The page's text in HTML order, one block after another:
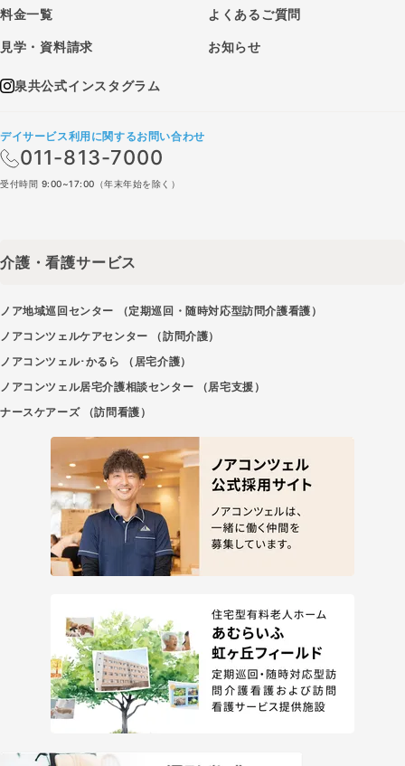
介護・看護サービス
料金一覧 よくあるご質問
見学・資料請求 お知らせ
泉共公式インスタグラム
ノア地域巡回センター （定期巡回・随時対応型訪問介護看護）
ノアコンツェルケアセンター （訪問介護）
ノアコンツェル･かるら （居宅介護）
ノアコンツェル居宅介護相談センター （居宅支援）
ナースケアーズ （訪問看護）
デイサービス利用に関するお問い合わせ
011-813-7000
受付時間 9:00~17:00（年末年始を除く）